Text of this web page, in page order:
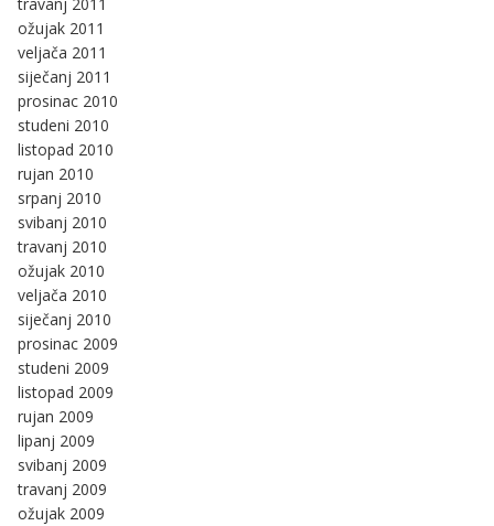
ožujak 2011
veljača 2011
siječanj 2011
prosinac 2010
studeni 2010
listopad 2010
rujan 2010
srpanj 2010
svibanj 2010
travanj 2010
ožujak 2010
veljača 2010
siječanj 2010
prosinac 2009
studeni 2009
listopad 2009
rujan 2009
lipanj 2009
svibanj 2009
travanj 2009
ožujak 2009